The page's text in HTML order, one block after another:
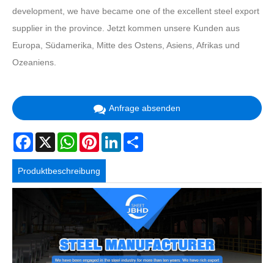
development, we have became one of the excellent steel export
supplier in the province. Jetzt kommen unsere Kunden aus
Europa, Südamerika, Mitte des Ostens, Asiens, Afrikas und
Ozeaniens.
Anfrage absenden
Facebook
X WhatsAppPinterestLinkedIn
Produktbeschreibung